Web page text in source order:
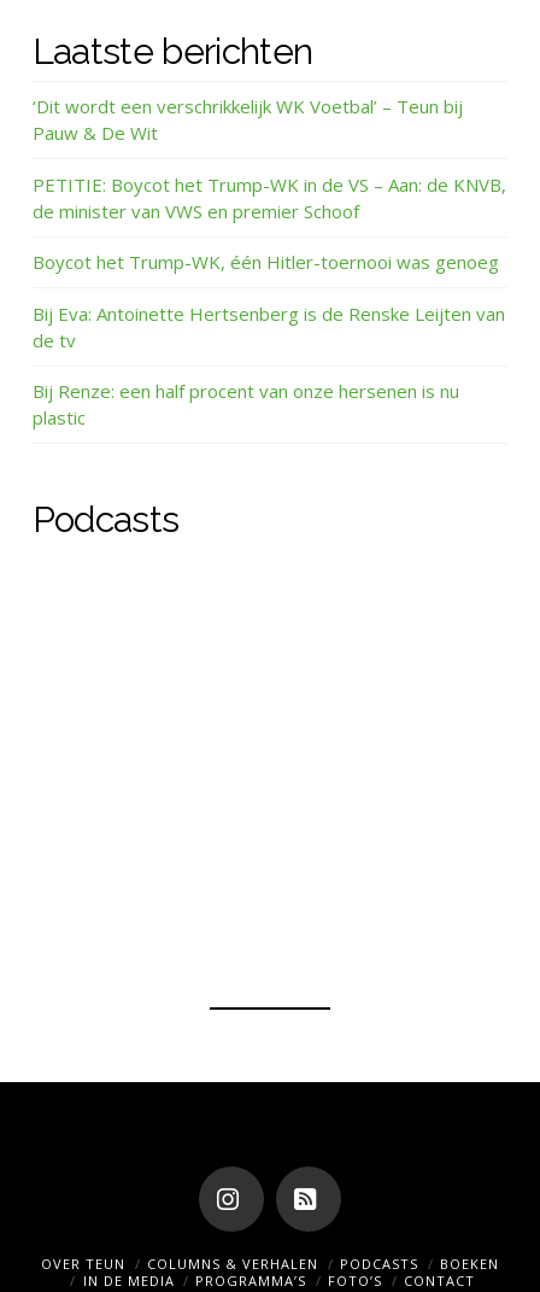
Laatste berichten
‘Dit wordt een verschrikkelijk WK Voetbal’ – Teun bij
Pauw & De Wit
PETITIE: Boycot het Trump-WK in de VS – Aan: de KNVB,
de minister van VWS en premier Schoof
Boycot het Trump-WK, één Hitler-toernooi was genoeg
Bij Eva: Antoinette Hertsenberg is de Renske Leijten van
de tv
Bij Renze: een half procent van onze hersenen is nu
plastic
Podcasts
Instagram
RSS
OVER TEUN COLUMNS & VERHALEN PODCASTS
BOEKEN
IN DE MEDIA
PROGRAMMA’S FOTO’S CONTACT